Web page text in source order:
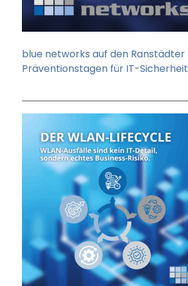
blue networks auf den Ranstädter
Präventionstagen für IT-Sicherheit